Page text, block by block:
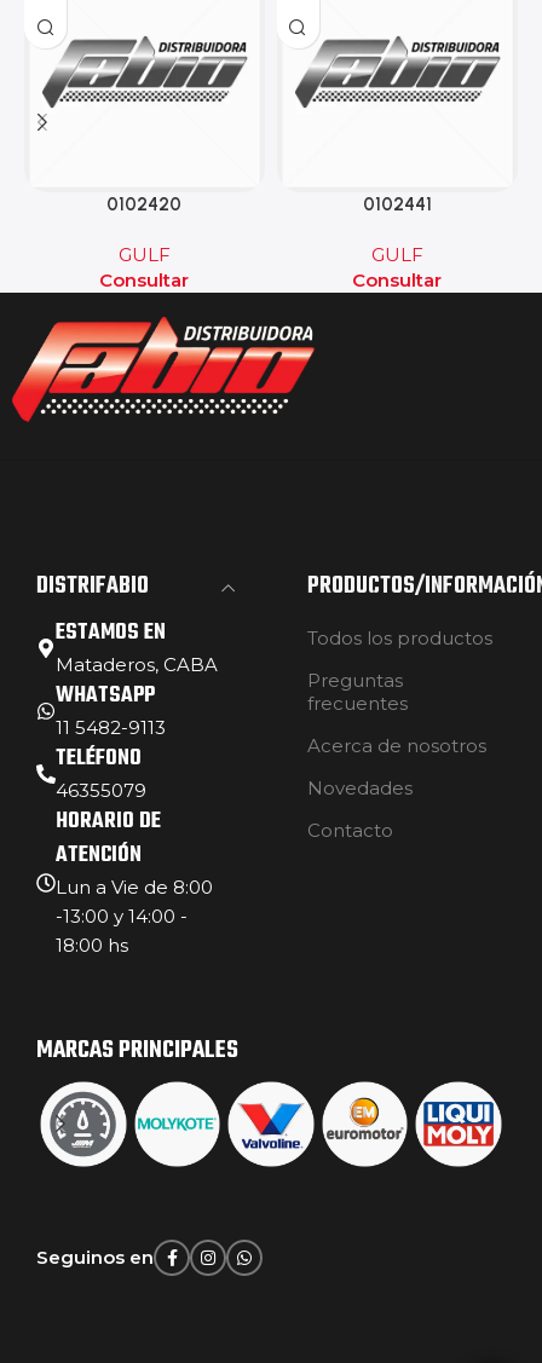
0102420
GULF
Consultar
0102441
GULF
Consultar
DISTRIFABIO
ESTAMOS EN
Mataderos, CABA
WHATSAPP
11 5482-9113
TELÉFONO
46355079
HORARIO DE
ATENCIÓN
Lun a Vie de 8:00
-13:00 y 14:00 -
18:00 hs
PRODUCTOS/
Todos los productos
Preguntas
frecuentes
Acerca de nosotros
Novedades
Contacto
MARCAS PRINCIPALES
Seguinos en